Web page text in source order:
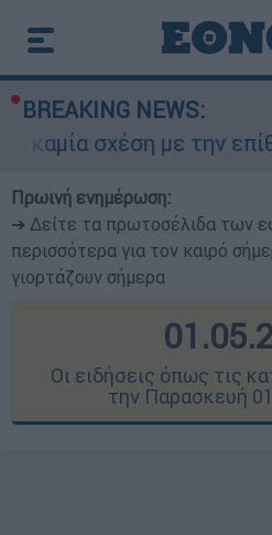
BREAKING NEWS:
την επίθεση» λέει η
Πρωινή ενημέρωση:
➔ Δείτε τα πρωτοσέλιδα των
περισσότερα για τον καιρό
γιορτάζουν σήμερα
Οι ειδήσεις όπως τις
την Παρασκευή